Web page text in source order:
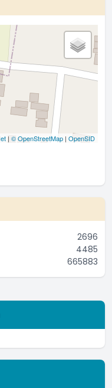
| © OpenStreetMap | OpenSID
2696
4485
665883